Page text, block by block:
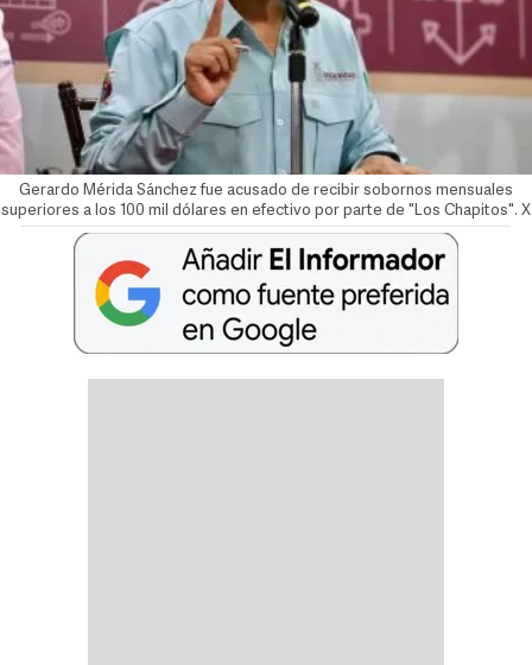
Gerardo Mérida Sánchez fue acusado de recibir sobornos mensuales
superiores a los 100 mil dólares en efectivo por parte de "Los Chapitos". X